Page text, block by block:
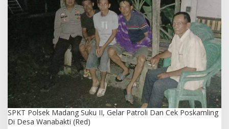
g
S
u
k
u
I
,
G
a
r
P
SPKT Polsek Madang Suku II, Gelar Patroli Dan Cek Poskamling
Di Desa Wanabakti (Red)